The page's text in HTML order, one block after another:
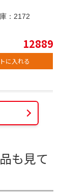
： 2172
12889
に入れる
も見て